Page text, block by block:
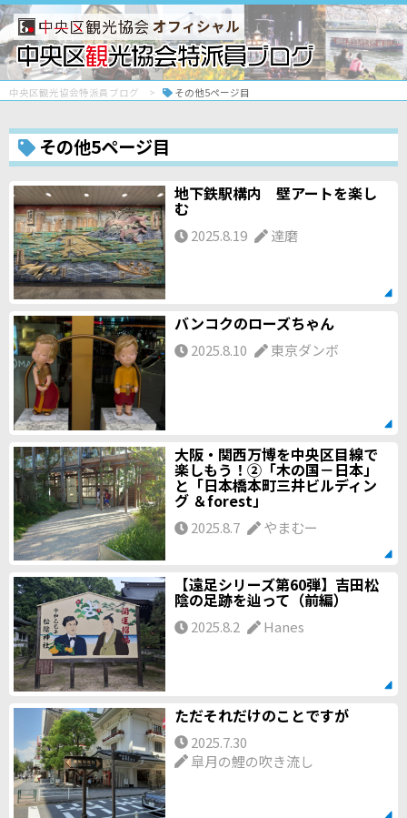
オフィシャル
中央区観光協会特派員ブログ その他5ページ目
その他5ページ目
地下鉄駅構内 壁アートを楽し
む
2025.8.19 達磨
バンコクのローズちゃん
2025.8.10 東京ダンボ
大阪・関西万博を中央区目線で
楽しもう！②「木の国－日本」
と「日本橋本町三井ビルディン
グ ＆forest」
2025.8.7 やまむー
【遠足シリーズ第60弾】吉田松
陰の足跡を辿って（前編）
2025.8.2 Hanes
ただそれだけのことですが
2025.7.30
皐月の鯉の吹き流し